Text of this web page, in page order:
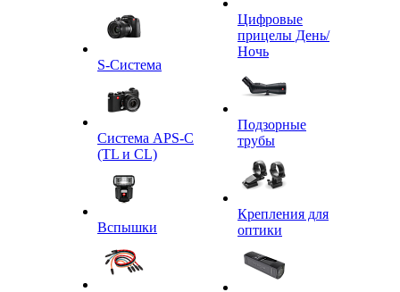
S-Система
Система APS-C
(TL и CL)
Вспышки
Цифровые
прицелы День/
Ночь
Подзорные
трубы
Крепления для
оптики